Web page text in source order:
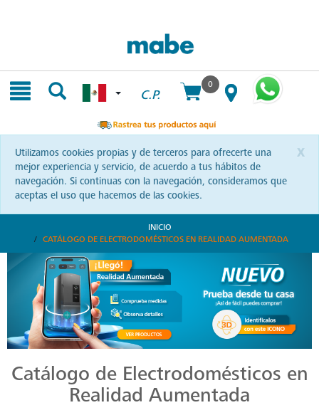
C.P.
0
x
Utilizamos cookies propias y de terceros para ofrecerte una
mejor experiencia y servicio, de acuerdo a tus hábitos de
navegación. Si continuas con la navegación, consideramos que
aceptas el uso que hacemos de las cookies.
INICIO
CATÁLOGO DE ELECTRODOMÉSTICOS EN REALIDAD AUMENTADA
Catálogo de Electrodomésticos en
Realidad Aumentada